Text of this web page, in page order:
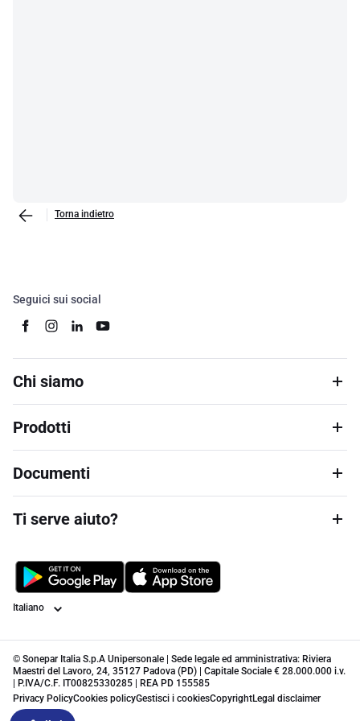
Torna indietro
Seguici sui social
Chi siamo
Prodotti
Documenti
Ti serve aiuto?
Lingua
© Sonepar Italia S.p.A Unipersonale | Sede legale ed amministrativa: Riviera
Maestri del Lavoro, 24, 35127 Padova (PD) | Capitale Sociale € 28.000.000 i.v.
| P.IVA/C.F. IT00825330285 | REA PD 155585
Privacy PolicyCookies policyGestisci i cookiesCopyrightLegal disclaimer